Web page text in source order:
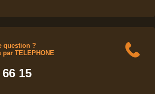
question ?
TELEPHONE
15